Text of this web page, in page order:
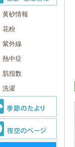
黄砂情報
花粉
紫外線
熱中症
肌指数
洗濯